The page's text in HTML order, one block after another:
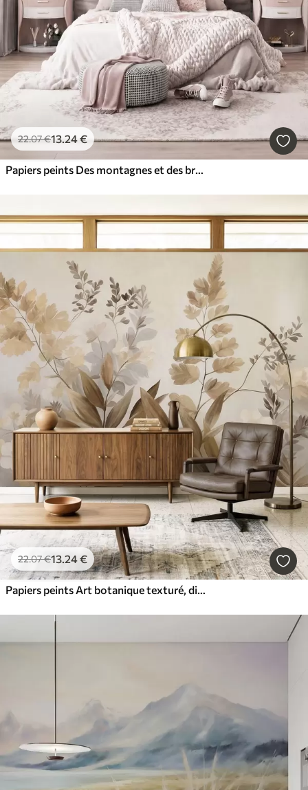
22.07€13.24€
Papiers peints Des montagnes et des branches de magnolia roses en fleurs, un paysage riche en textures
22.07€13.24€
Papiers peints Art botanique texturé, diverses plantes et feuilles dans des tons de marron et de beige